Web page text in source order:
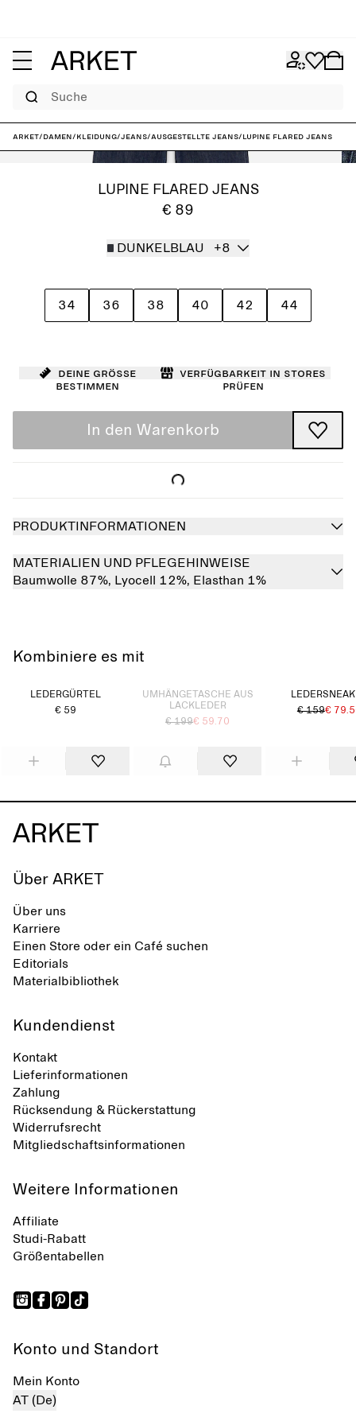
Suche
ARKET/Damen/Kleidung/Jeans/Ausgestellte Jeans/LUPINE Flared Jeans
LUPINE FLARED JEANS
€ 89
DUNKELBLAU +8
34 36 38 40 42 44
Deine Größe
bestimmen
Verfügbarkeit in Stores
prüfen
In den Warenkorb
PRODUKTINFORMATIONEN
MATERIALIEN UND PFLEGEHINWEISE
Baumwolle 87%, Lyocell 12%, Elasthan 1%
Kombiniere es mit
LEDERGÜRTEL
€ 59
UMHÄNGETASCHE AUS
LACKLEDER
€ 199€ 59.70
€ 159€
Über ARKET
Über uns
Karriere
Einen Store oder ein Café suchen
Editorials
Materialbibliothek
Kundendienst
Kontakt
Lieferinformationen
Zahlung
Rücksendung & Rückerstattung
Widerrufsrecht
Mitgliedschaftsinformationen
Weitere Informationen
Affiliate
Studi-Rabatt
Größentabellen
Konto und Standort
Mein Konto
AT (De)